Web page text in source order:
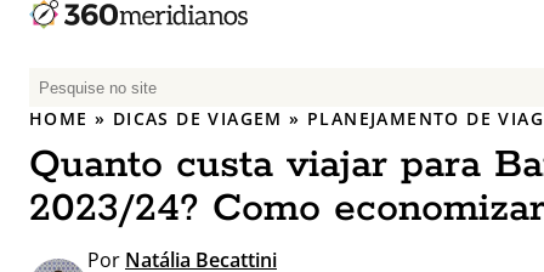
P
e
q
u
i
HOME » DICAS DE VIAGEM » PLANEJAMENTO DE
Quanto custa viajar para
2023/24? Como
Por Natália Becattini